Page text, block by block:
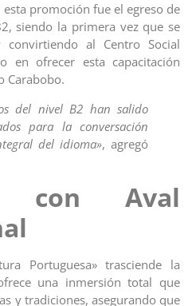
promoción fue el egreso de
siendo la primera vez que se
al Centro Social
en ofrecer esta capacitación
Carabobo.
del nivel B2 han salido
para la conversación
del idioma», agregó
con Aval
Portuguesa» trasciende la
una inmersión total que
y tradiciones, asegurando que